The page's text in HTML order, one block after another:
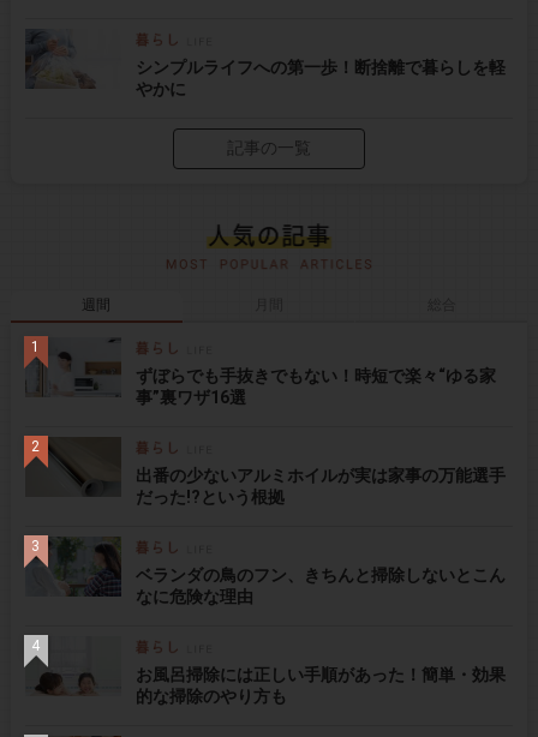
シンプルライフへの第一歩！断捨離で暮らしを軽
やかに
記事の一覧
週間
ずぼらでも手抜きでもない！時短で楽々“ゆる家
事”裏ワザ16選
出番の少ないアルミホイルが実は家事の万能選手
だった!?という根拠
ベランダの鳥のフン、きちんと掃除しないとこん
なに危険な理由
お風呂掃除には正しい手順があった！簡単・効果
的な掃除のやり方も